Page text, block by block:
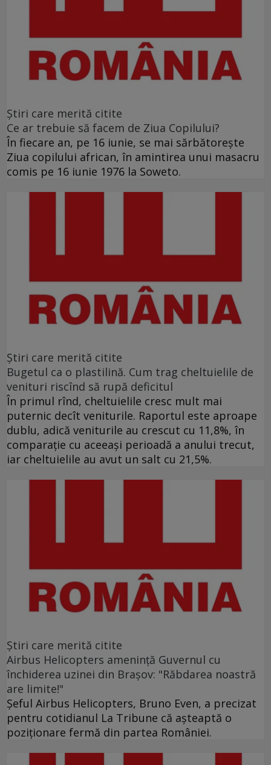
Ştiri care merită citite
Ce ar trebuie să facem de Ziua Copilului?
În fiecare an, pe 16 iunie, se mai sărbătoreşte
Ziua copilului african, în amintirea unui masacru
comis pe 16 iunie 1976 la Soweto.
Ştiri care merită citite
Bugetul ca o plastilină. Cum trag cheltuielile de
venituri riscînd să rupă deficitul
În primul rînd, cheltuielile cresc mult mai
puternic decît veniturile. Raportul este aproape
dublu, adică veniturile au crescut cu 11,8%, în
comparație cu aceeași perioadă a anului trecut,
iar cheltuielile au avut un salt cu 21,5%.
Ştiri care merită citite
Airbus Helicopters amenință Guvernul cu
închiderea uzinei din Brașov: "Răbdarea noastră
are limite!"
Șeful Airbus Helicopters, Bruno Even, a precizat
pentru cotidianul La Tribune că aşteaptă o
poziţionare fermă din partea României.